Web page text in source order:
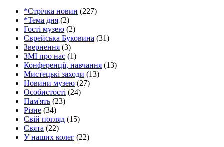
*Стрічка новин (227)
*Тема дня (2)
Гості музею (2)
Єврейська Буковина (31)
Звернення (3)
ЗМІ про нас (1)
Конференції, навчання (13)
Мистецькі заходи (13)
Новини музею (27)
Особистості (24)
Пам'ять (23)
Різне (34)
Свій погляд (15)
Свята (22)
У наших колег (22)